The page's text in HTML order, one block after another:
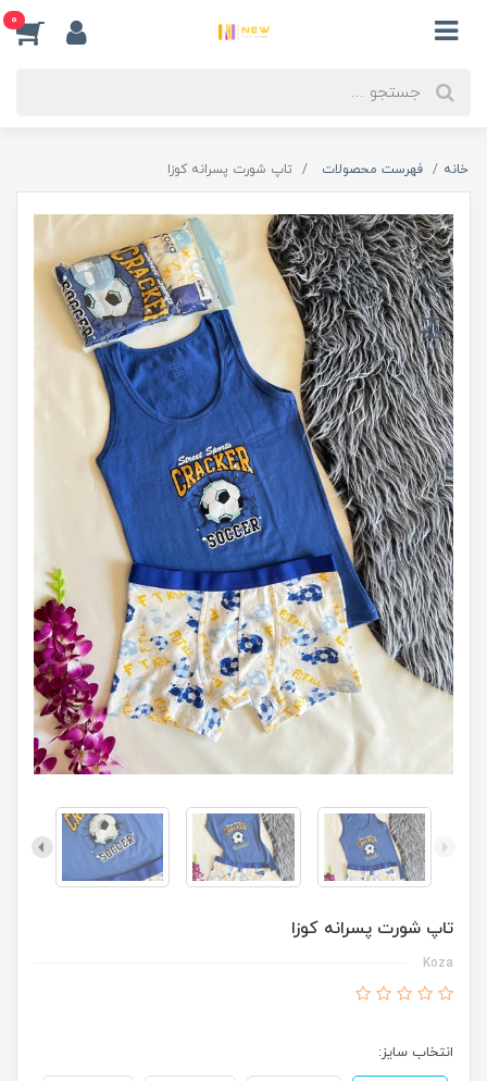
0
خانه فهرست محصولات تاپ شورت پسرانه کوزا
تاپ شورت پسرانه کوزا
Koza
انتخاب سایز: